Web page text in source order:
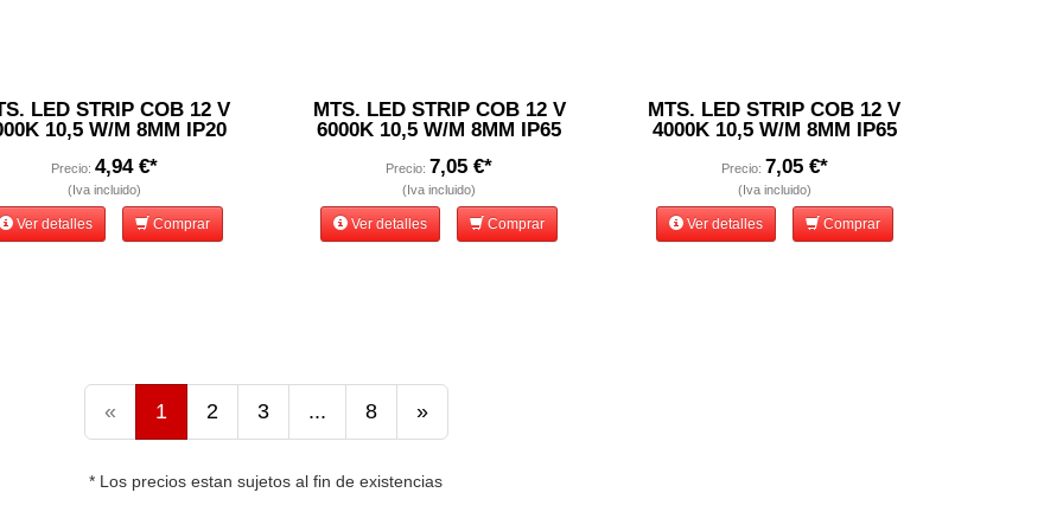
LED STRIP COB 12 V
10,5 W/M 8MM IP20
Precio: 4,94 €*
(Iva incluido)
Ver detalles Comprar
MTS. LED STRIP COB 12 V
6000K 10,5 W/M 8MM IP65
Precio: 7,05 €*
(Iva incluido)
Ver detalles Comprar
MTS. LED STRIP COB 12 V
4000K 10,5 W/M 8MM IP65
Precio: 7,05 €*
(Iva incluido)
Ver detalles Comprar
« 1 2 3 ... 8 »
* Los precios estan sujetos al fin de existencias